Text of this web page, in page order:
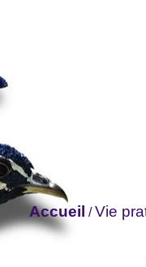
Accueil /Vie